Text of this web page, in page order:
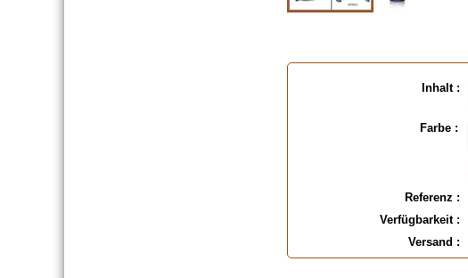
Inhalt :
Farbe :
Referenz :
Verfügbarkeit :
Versand :